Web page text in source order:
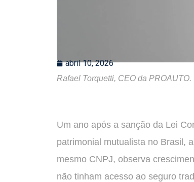
abril 10, 2026
Rafael Torquetti, CEO da PROAUTO.
Um ano após a sanção da Lei
patrimonial mutualista no Brasil,
mesmo CNPJ, observa
não tinham acesso ao seguro